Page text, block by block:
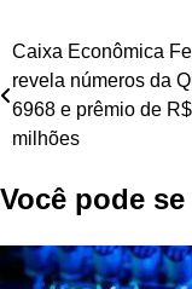
Navegação
de
Post
Caixa Econômica
revela números da
6968 e prêmio de
milhões
Você pode